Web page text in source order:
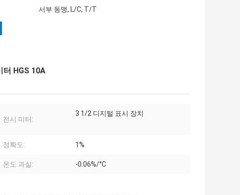
서부 동맹, L/C, T/T
터 HGS 10A
전시 미터:
3 1/2 디지털 표시 장치
정확도: 1%
온도 과실: -0.06%/°C